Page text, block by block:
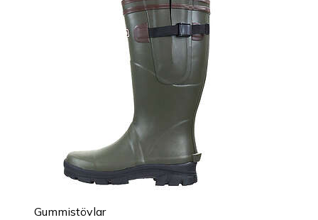
Gummistövlar